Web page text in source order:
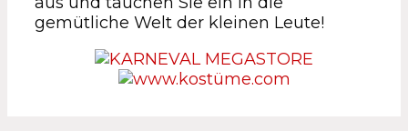
gemütliche Welt der kleinen Leute!